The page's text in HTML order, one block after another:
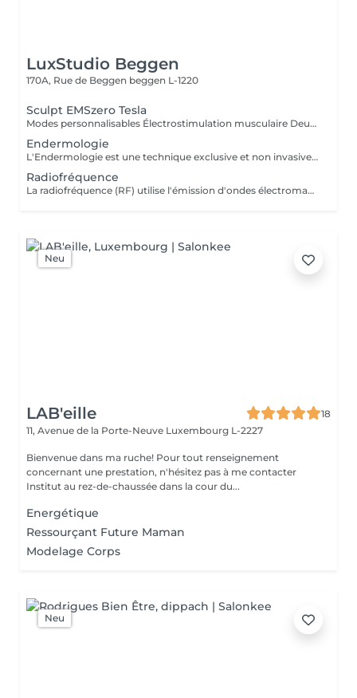
LuxStudio Beggen
170A, Rue de Beggen beggen L-1220
Sculpt EMSzero Tesla
Modes personnalisables Électrostimulation musculaire Deux poignées indépendantes : contrôlez la puissance indépendamment, permettant des entraînements synchronisés ou individualisés Sûr et non invasif : notre machine est exempte de courant, d'hyperthermie, de rayonnement et ne nécessite aucune période de récupération. Brûlage de graisse et développement musculaire sans effort Gain de temps et d'efforts : seulement 30 minutes d'utilisation équivalent à 30 000 contractions musculaires, l'équivalent d'innombrables rouleaux de ventre ou squats.
Endermologie
L'Endermologie est une technique exclusive et non invasive qui permet de remodeler votre silhouette, de lisser la cellulite et d'améliorer globalement la tonicité de la peau.
Radiofréquence
La radiofréquence (RF) utilise l'émission d'ondes électromagnétiques à très haute fréquence, pour cibler la peau. La technologie RF permet ainsi de raffermir sa peau et de réduire des tissus graisseux, afin de redessiner des contours touchés par un affaissement cutané et un relâchement de la peau.
Neu
LAB'eille
18
11, Avenue de la Porte-Neuve Luxembourg L-2227
Bienvenue dans ma ruche! Pour tout renseignement
concernant une prestation, n'hésitez pas à me contacter
Institut au rez-de-chaussée dans la cour du...
Energétique
Ressourçant Future Maman
Modelage Corps
Neu